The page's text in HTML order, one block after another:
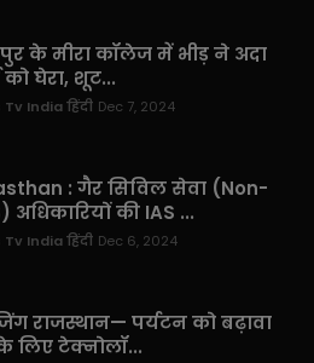
के मीरा कॉलेज में भीड़ ने अदा
को घेरा, शूट...
Tv India हिंदी Dec 7, 2024
: गैर सिविल सेवा (Non-
अधिकारियों की IAS ...
Tv India हिंदी Dec 6, 2024
राजस्थान— पर्यटन को बढ़ावा
लिए टेक्नोलॉ...